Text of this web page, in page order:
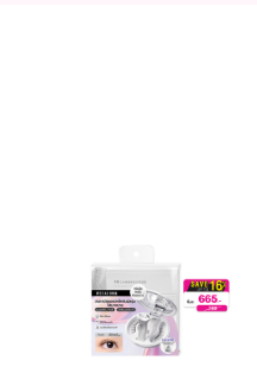
สติกเกอร์ติดตาสองชั้น
● Ashley Roller Eyelid
How To Use :
1. วัดตำแหน่งชั้นตาที่ต้องก